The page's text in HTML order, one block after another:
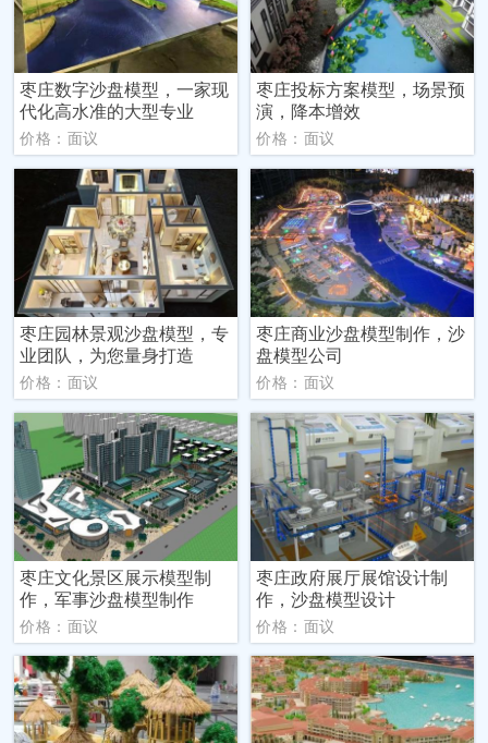
枣庄数字沙盘模型，一家现
代化高水准的大型专业
价格：面议
枣庄投标方案模型，场景预
演，降本增效
价格：面议
枣庄园林景观沙盘模型，专
业团队，为您量身打造
价格：面议
枣庄商业沙盘模型制作，沙
盘模型公司
价格：面议
枣庄文化景区展示模型制
作，军事沙盘模型制作
价格：面议
枣庄政府展厅展馆设计制
作，沙盘模型设计
价格：面议